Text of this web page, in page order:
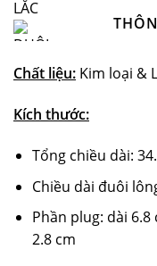
Chất liệu: Kim loại &
Kích thước:
Tổng chiều dài:
Chiều dài đuôi
Phần plug: dài
2.8 cm